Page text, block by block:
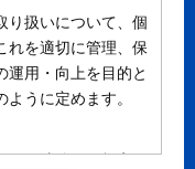
り扱いについて、個
れを適切に管理、保
運用・向上を目的と
うに定めます。
する法律」に規定さ